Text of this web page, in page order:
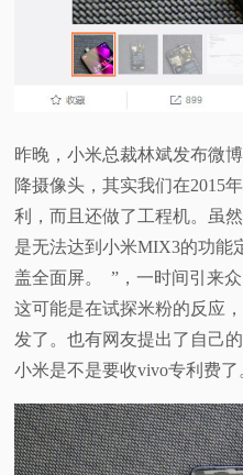
验
专
题
昨晚，小米总裁林斌发布微
降摄像头，其实我们在2015
利，而且还做了工程机。虽
是无法达到小米MIX3的功能
盖全面屏。 ”，一时间引来
这可能是在试探米粉的反应
发了。也有网友提出了自己
小米是不是要收vivo专利费了